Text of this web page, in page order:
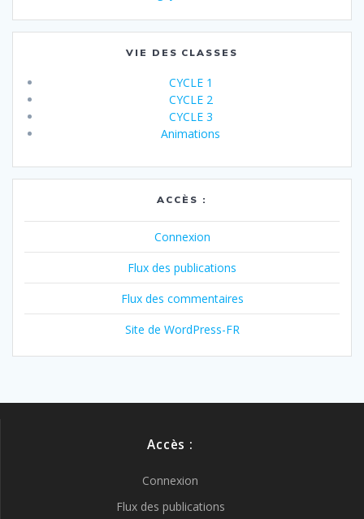
VIE DES CLASSES
CYCLE 1
CYCLE 2
CYCLE 3
Animations
ACCÈS :
Connexion
Flux des publications
Flux des commentaires
Site de WordPress-FR
Accès :
Connexion
Flux des publications